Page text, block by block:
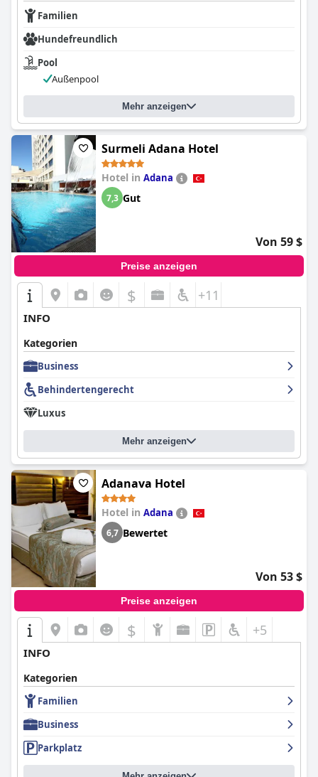
Familien
Hundefreundlich
Pool
Außenpool
Mehr anzeigen
Surmeli Adana Hotel
Hotel in Adana
7,3 Gut
Von 59 $
Preise anzeigen
$ +11
INFO
Kategorien
Business
Behindertengerecht
Luxus
Mehr anzeigen
Adanava Hotel
Hotel in Adana
6,7 Bewertet
Von 53 $
Preise anzeigen
$ +5
INFO
Kategorien
Familien
Business
Parkplatz